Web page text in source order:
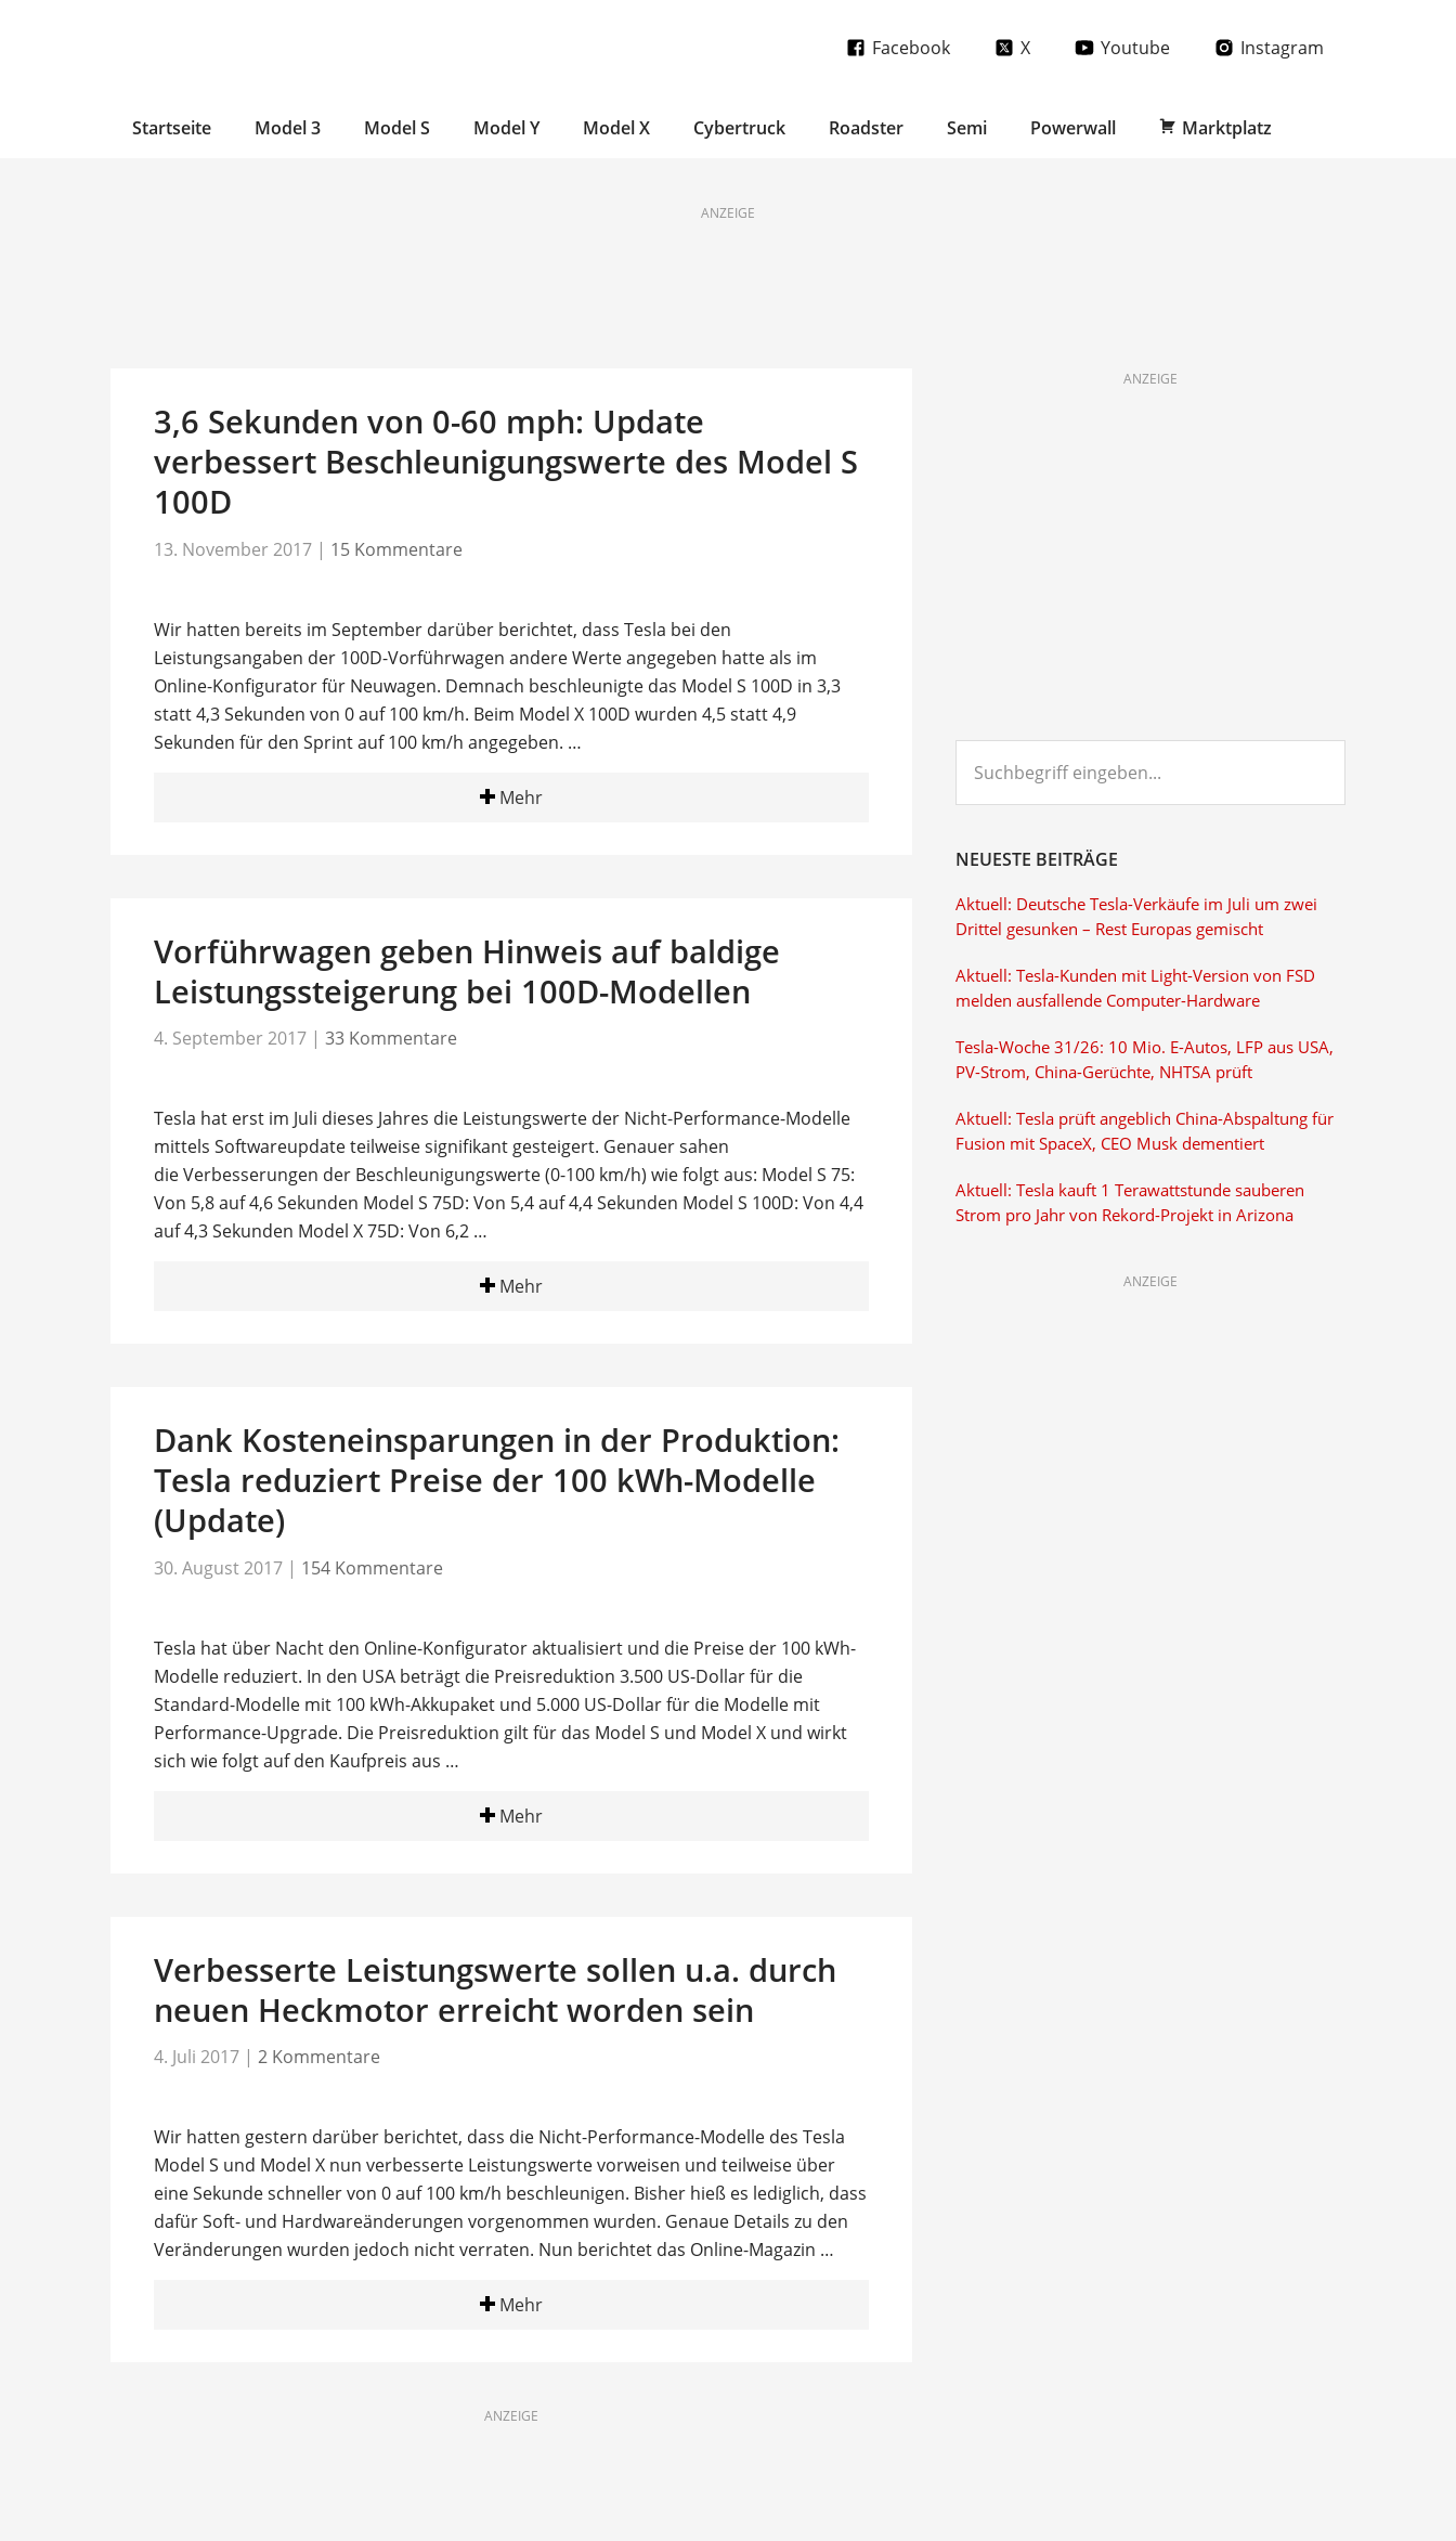
Facebook X Youtube Instagram
Startseite Model 3 Model S Model Y Model X Cybertruck Roadster Semi Powerwall Marktplatz
ANZEIGE
3,6 Sekunden von 0-60 mph: Update
verbessert Beschleunigungswerte des Model S
100D
13. November 2017 | 15 Kommentare
Wir hatten bereits im September darüber berichtet, dass Tesla bei den
Leistungsangaben der 100D-Vorführwagen andere Werte angegeben hatte als im
Online-Konfigurator für Neuwagen. Demnach beschleunigte das Model S 100D in 3,3
statt 4,3 Sekunden von 0 auf 100 km/h. Beim Model X 100D wurden 4,5 statt 4,9
Sekunden für den Sprint auf 100 km/h angegeben. …
Mehr
Vorführwagen geben Hinweis auf baldige
Leistungssteigerung bei 100D-Modellen
4. September 2017 | 33 Kommentare
Tesla hat erst im Juli dieses Jahres die Leistungswerte der Nicht-Performance-Modelle
mittels Softwareupdate teilweise signifikant gesteigert. Genauer sahen
die Verbesserungen der Beschleunigungswerte (0-100 km/h) wie folgt aus: Model S 75:
Von 5,8 auf 4,6 Sekunden Model S 75D: Von 5,4 auf 4,4 Sekunden Model S 100D: Von 4,4
auf 4,3 Sekunden Model X 75D: Von 6,2 …
Mehr
Dank Kosteneinsparungen in der Produktion:
Tesla reduziert Preise der 100 kWh-Modelle
(Update)
30. August 2017 | 154 Kommentare
Tesla hat über Nacht den Online-Konfigurator aktualisiert und die Preise der 100 kWh-
Modelle reduziert. In den USA beträgt die Preisreduktion 3.500 US-Dollar für die
Standard-Modelle mit 100 kWh-Akkupaket und 5.000 US-Dollar für die Modelle mit
Performance-Upgrade. Die Preisreduktion gilt für das Model S und Model X und wirkt
sich wie folgt auf den Kaufpreis aus …
Mehr
Verbesserte Leistungswerte sollen u.a. durch
neuen Heckmotor erreicht worden sein
4. Juli 2017 | 2 Kommentare
Wir hatten gestern darüber berichtet, dass die Nicht-Performance-Modelle des Tesla
Model S und Model X nun verbesserte Leistungswerte vorweisen und teilweise über
eine Sekunde schneller von 0 auf 100 km/h beschleunigen. Bisher hieß es lediglich, dass
dafür Soft- und Hardwareänderungen vorgenommen wurden. Genaue Details zu den
Veränderungen wurden jedoch nicht verraten. Nun berichtet das Online-Magazin …
Mehr
ANZEIGE
ANZEIGE
eingeben...
NEUESTE BEITRÄGE
Aktuell: Deutsche Tesla-Verkäufe im Juli um zwei
Drittel gesunken – Rest Europas gemischt
Aktuell: Tesla-Kunden mit Light-Version von FSD
melden ausfallende Computer-Hardware
Tesla-Woche 31/26: 10 Mio. E-Autos, LFP aus USA,
PV-Strom, China-Gerüchte, NHTSA prüft
Aktuell: Tesla prüft angeblich China-Abspaltung für
Fusion mit SpaceX, CEO Musk dementiert
Aktuell: Tesla kauft 1 Terawattstunde sauberen
Strom pro Jahr von Rekord-Projekt in Arizona
ANZEIGE